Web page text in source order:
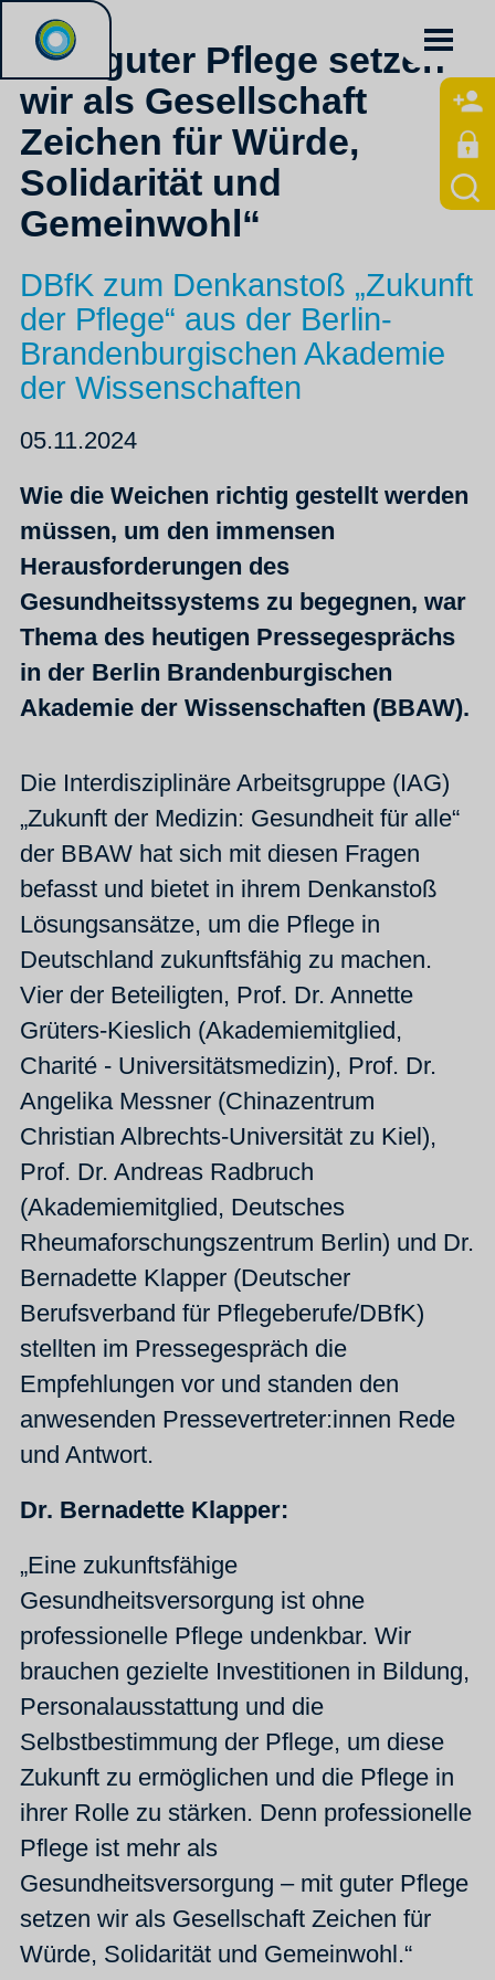
„Mit guter Pflege setzen
wir als Gesellschaft
Zeichen für Würde,
Solidarität und
Gemeinwohl“
DBfK zum Denkanstoß „Zukunft
der Pflege“ aus der Berlin-
Brandenburgischen Akademie
der Wissenschaften
05.11.2024
Wie die Weichen richtig gestellt werden
müssen, um den immensen
Herausforderungen des
Gesundheitssystems zu begegnen, war
Thema des heutigen Pressegesprächs
in der Berlin Brandenburgischen
Akademie der Wissenschaften (BBAW).
Die Interdisziplinäre Arbeitsgruppe (IAG)
„Zukunft der Medizin: Gesundheit für alle“
der BBAW hat sich mit diesen Fragen
befasst und bietet in ihrem Denkanstoß
Lösungsansätze, um die Pflege in
Deutschland zukunftsfähig zu machen.
Vier der Beteiligten, Prof. Dr. Annette
Grüters-Kieslich (Akademiemitglied,
Charité - Universitätsmedizin), Prof. Dr.
Angelika Messner (Chinazentrum
Christian Albrechts-Universität zu Kiel),
Prof. Dr. Andreas Radbruch
(Akademiemitglied, Deutsches
Rheumaforschungszentrum Berlin) und Dr.
Bernadette Klapper (Deutscher
Berufsverband für Pflegeberufe/DBfK)
stellten im Pressegespräch die
Empfehlungen vor und standen den
anwesenden Pressevertreter:innen Rede
und Antwort.
Dr. Bernadette Klapper:
„Eine zukunftsfähige
Gesundheitsversorgung ist ohne
professionelle Pflege undenkbar. Wir
brauchen gezielte Investitionen in Bildung,
Personalausstattung und die
Selbstbestimmung der Pflege, um diese
Zukunft zu ermöglichen und die Pflege in
ihrer Rolle zu stärken. Denn professionelle
Pflege ist mehr als
Gesundheitsversorgung – mit guter Pflege
setzen wir als Gesellschaft Zeichen für
Würde, Solidarität und Gemeinwohl.“